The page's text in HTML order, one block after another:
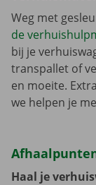
Weg met
de
bij je
transpallet of
en moeite.
we helpen je
Haal je